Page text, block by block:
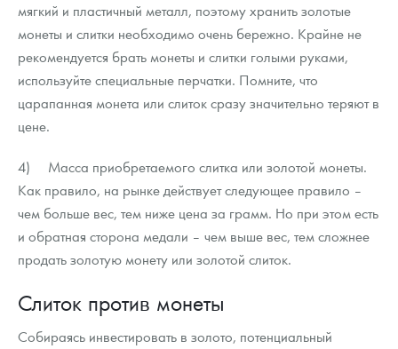
мягкий и пластичный металл, поэтому хранить золотые
монеты и слитки необходимо очень бережно. Крайне не
рекомендуется брать монеты и слитки голыми руками,
используйте специальные перчатки. Помните, что
царапанная монета или слиток сразу значительно теряют в
цене.
4) Масса приобретаемого слитка или золотой монеты.
Как правило, на рынке действует следующее правило –
чем больше вес, тем ниже цена за грамм. Но при этом есть
и обратная сторона медали – чем выше вес, тем сложнее
продать золотую монету или золотой слиток.
Слиток против монеты
Собираясь инвестировать в золото, потенциальный